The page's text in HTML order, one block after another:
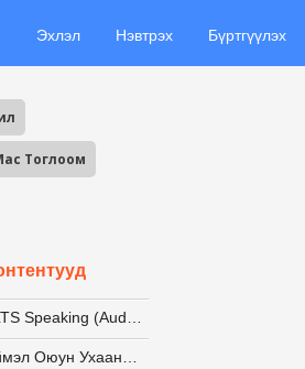
Эхлэл Нэвтрэх Бүртгүүлэх
Тоглоом